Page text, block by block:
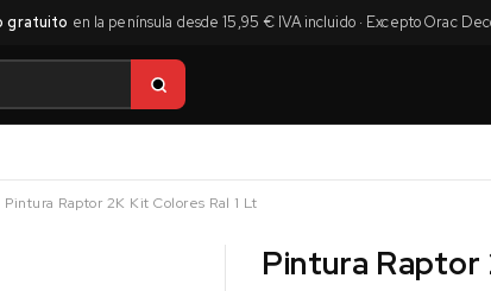
gratuito en la península desde 15,95 € IVA incluido · Excepto Orac
Pintura Raptor 2K Kit Colores Ral 1 Lt
Pintura Raptor